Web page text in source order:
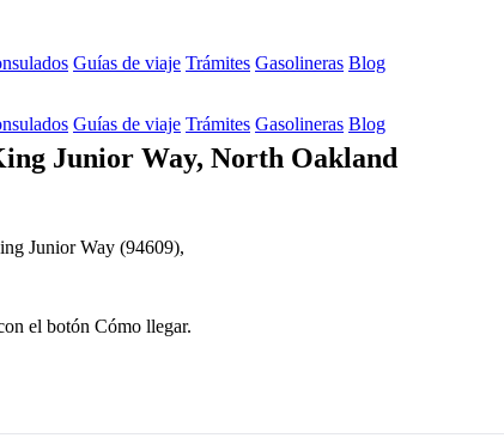
Guías de viaje Trámites Gasolineras Blog
Guías de viaje Trámites Gasolineras Blog
Junior Way, North Oakland
Junior Way (94609),
el botón Cómo llegar.